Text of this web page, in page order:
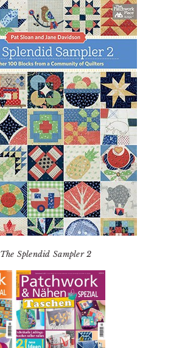
The Splendid Sampler 2